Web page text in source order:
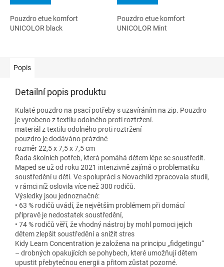
Pouzdro etue komfort
UNICOLOR black
Pouzdro etue komfort
UNICOLOR Mint
Popis
Detailní popis produktu
Kulaté pouzdro na psací potřeby s uzavíráním na zip. Pouzdro
je vyrobeno z textilu odolného proti roztržení.
materiál z textilu odolného proti roztržení
pouzdro je dodáváno prázdné
rozměr 22,5 x 7,5 x 7,5 cm
Řada školních potřeb, která pomáhá dětem lépe se soustředit.
Maped se už od roku 2021 intenzivně zajímá o problematiku
soustředění u dětí. Ve spolupráci s Novachild zpracovala studii,
v rámci níž oslovila více než 300 rodičů.
Výsledky jsou jednoznačné:
• 63 % rodičů uvádí, že největším problémem při domácí
přípravě je nedostatek soustředění,
• 74 % rodičů věří, že vhodný nástroj by mohl pomoci jejich
dětem zlepšit soustředění a snížit stres
Kidy Learn Concentration je založena na principu „fidgetingu“
– drobných opakujících se pohybech, které umožňují dětem
upustit přebytečnou energii a přitom zůstat pozorné.